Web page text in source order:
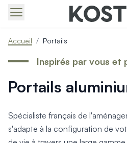
Produits > Portails > Portails
Produits > Portails > Portails
Produits > Portails > Portails
Produits > Portails > Portails
Produits > Portails > Portails
Produits > Portails > Les
Produits > Portillons > Tous
Accueil / Portails
Portails
Inspirés par vous et
Spécialiste français de
s'adapte à la configuration de